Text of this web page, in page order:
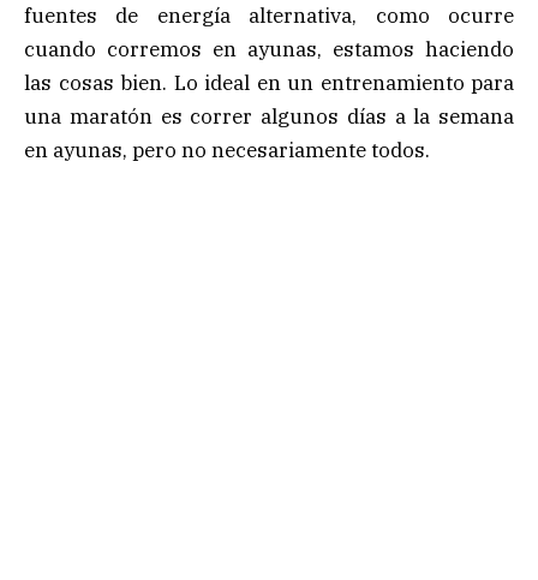
fuentes de energía alternativa, como ocurre
cuando corremos en ayunas, estamos haciendo
las cosas bien. Lo ideal en un entrenamiento para
una maratón es correr algunos días a la semana
en ayunas, pero no necesariamente todos.